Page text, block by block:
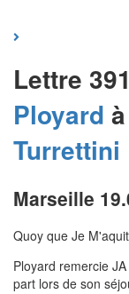
Lettre
Ployard à
Turrettini
Marseille
Quoy que Je
Ployard remercie
part lors de son